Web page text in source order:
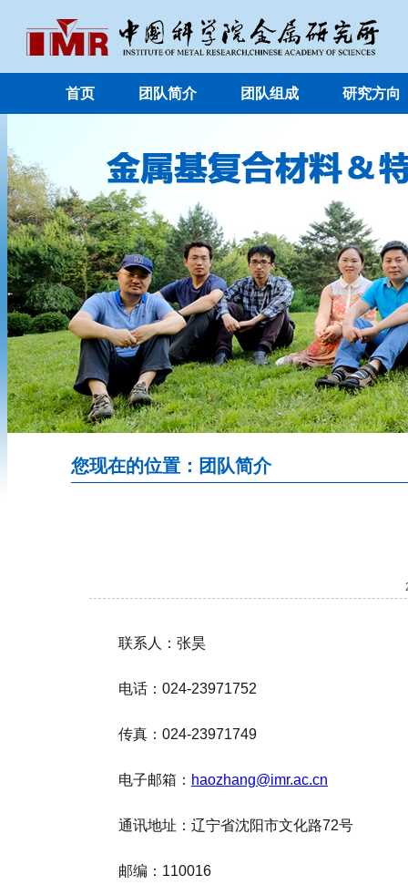
首页 团队简介 团队组成 研究方向
您现在的位置：团队简介
联系人：张昊
电话：024-23971752
传真：024-23971749
电子邮箱： haozhang@imr.ac.cn
通讯地址：辽宁省沈阳市文化路72号
邮编：110016